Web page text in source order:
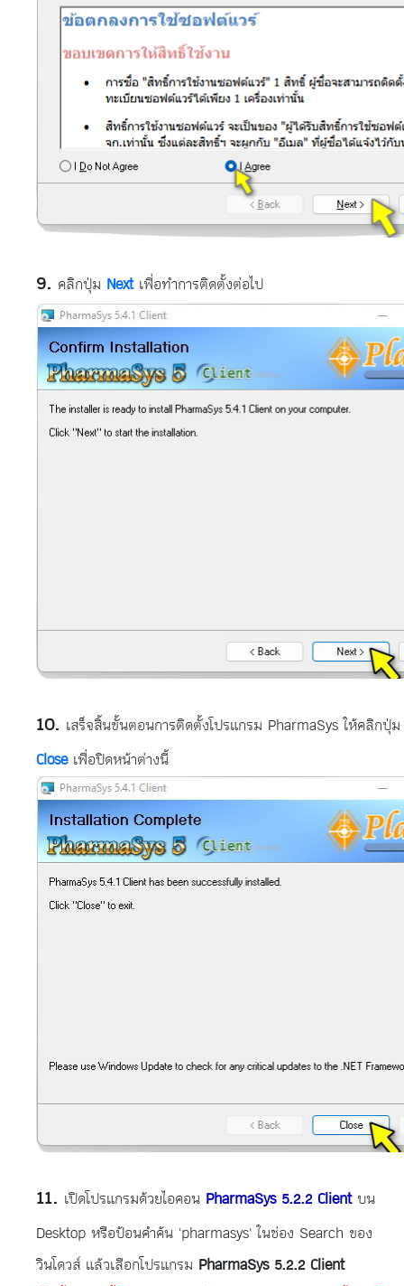
คลิกปุ่ม Nextเพื่อทำการติดตั้งต่อไป
เสร็จสิ้นขั้นตอนการติดตั้งโปรแกรม PharmaSys ให้คลิกปุ่ม
Closeเพื่อปิดหน้าต่างนี้
เปิดโปรแกรมด้วยไอคอน PharmaSys 5.2.2 Clientบน
Desktop หรือป้อนคำค้น 'pharmasys' ในช่อง Search ของ
วินโดวส์ แล้วเลือกโปรแกรม PharmaSys 5.2.2 Client